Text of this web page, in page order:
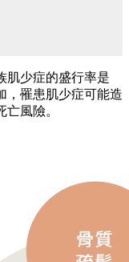
肌少症的盛行率是
，罹患肌少症可能造
風險。